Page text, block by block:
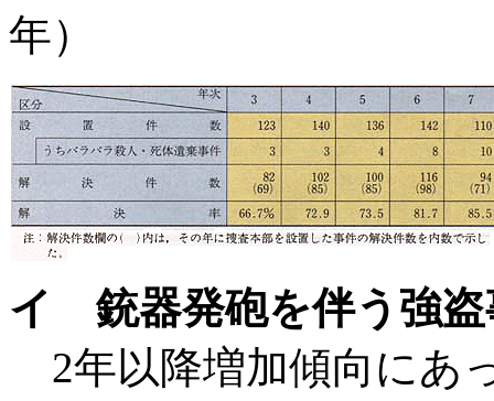
年）
イ 銃器発砲を伴う強盗
2年以降増加傾向にあ